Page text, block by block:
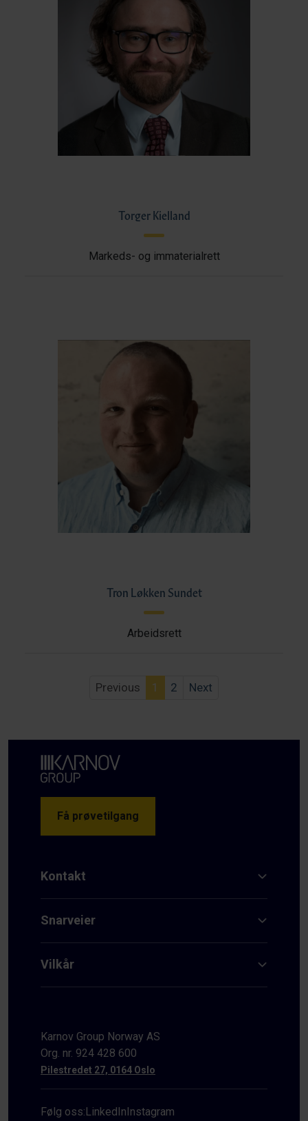
Torger Kielland
Markeds- og immaterialrett
Tron Løkken Sundet
Arbeidsrett
Previous 1 2 Next
Få prøvetilgang
Kontakt
Snarveier
Vilkår
Karnov Group Norway AS
Org. nr. 924 428 600
Pilestredet 27, 0164 Oslo
Følg oss:LinkedInInstagram